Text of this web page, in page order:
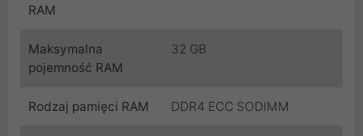
RAM
Maksymalna
pojemność RAM
32 GB
Rodzaj pamięci RAM DDR4 ECC SODIMM